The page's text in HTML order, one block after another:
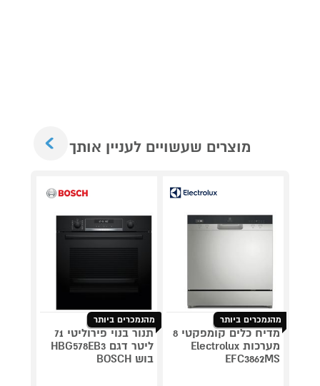
מוצרים שעשויים לעניין אותך
מהנמכרים ביותר
מדיח כלים קומפקטי 8
מערכות Electrolux
EFC3862MS
מהנמכרים ביותר
תנור בנוי פירוליטי 71
ליטר דגם HBG578EB3
בוש BOSCH